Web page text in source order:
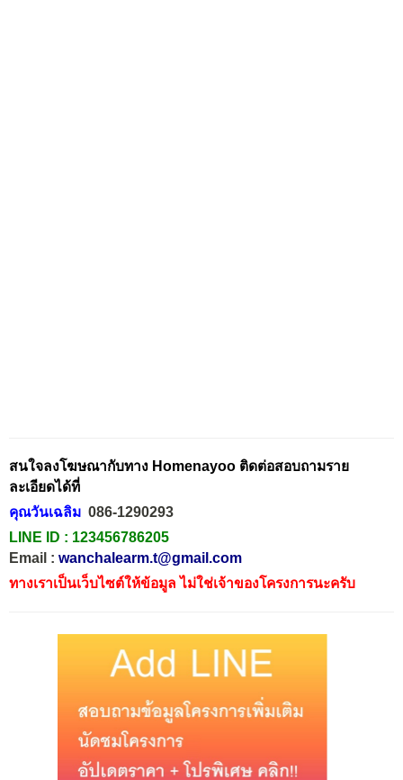
สนใจลงโฆษณากับทาง Homenayoo ติดต่อสอบถามราย
ละเอียดได้ที่
คุณวันเฉลิม 086-1290293
LINE ID : 123456786205
Email : wanchalearm.t@gmail.com
ทางเราเป็นเว็บไซต์ให้ข้อมูล ไม่ใช่เจ้าของโครงการนะครับ